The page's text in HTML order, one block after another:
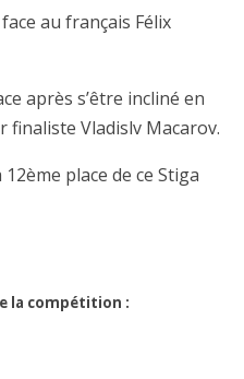
au français Félix
après s’être incliné en
Vladislv Macarov.
place de ce Stiga
la compétition :